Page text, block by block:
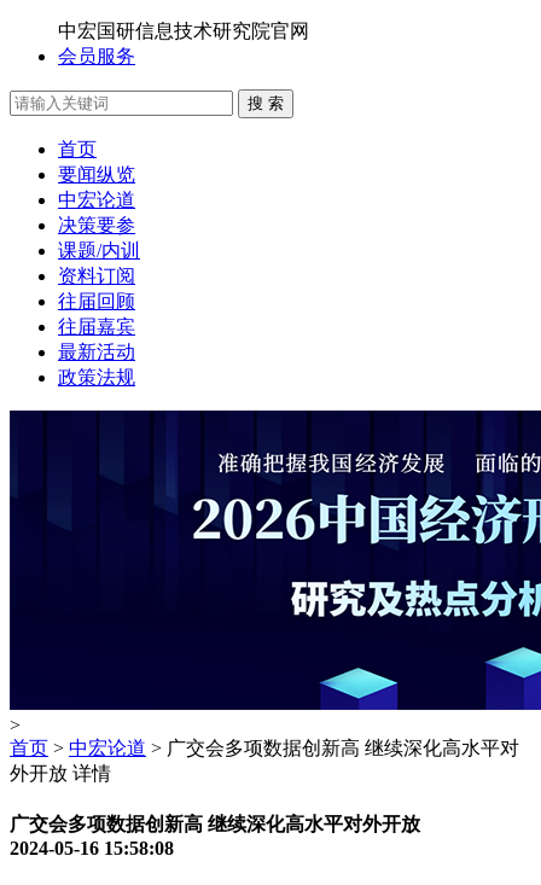
中宏国研信息技术研究院官网
会员服务
搜 索
首页
要闻纵览
中宏论道
决策要参
课题/内训
资料订阅
往届回顾
往届嘉宾
最新活动
政策法规
>
首页 > 中宏论道 > 广交会多项数据创新高 继续深化高水平对
外开放 详情
广交会多项数据创新高 继续深化高水平对外开放
2024-05-16 15:58:08